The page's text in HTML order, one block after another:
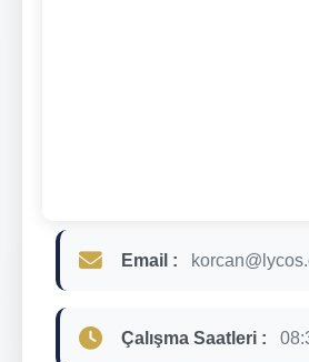
Email :
Çalışma Saatleri :